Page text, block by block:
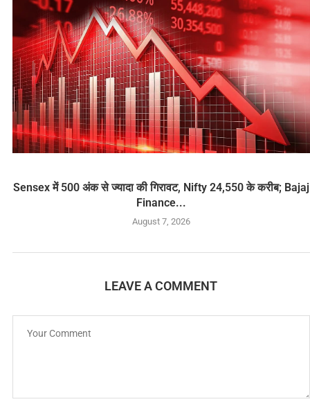
Sensex में 500 अंक से ज्यादा की गिरावट, Nifty 24,550 के करीब; Bajaj
Finance...
August 7, 2026
LEAVE A COMMENT